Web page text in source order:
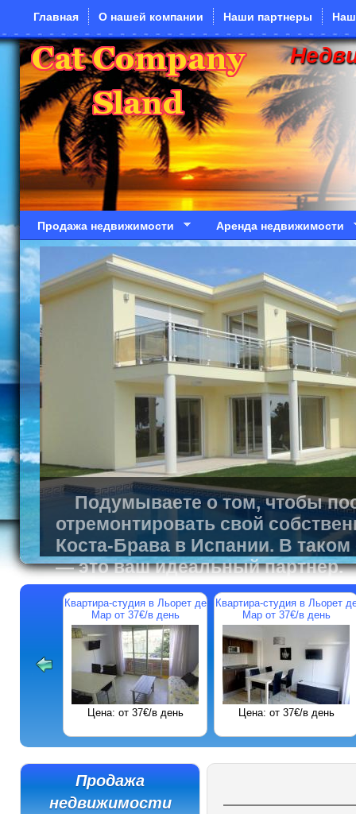
Перейти к основному содержанию
Главная О нашей компании Наши партнеры
Продажа недвижимости Аренда недвижимости
Подумываете о том, чтобы
отремонтировать свой
Коста-Брава в Испании. В
— это ваш идеальный партнер.
Квартира-студия в Льорет де
Мар от 37€/в день
Цена: от 37€/в день
Квартира-студия в Льорет
Мар от 37€/в день
Цена: от 37€/в день
Продажа
недвижимости